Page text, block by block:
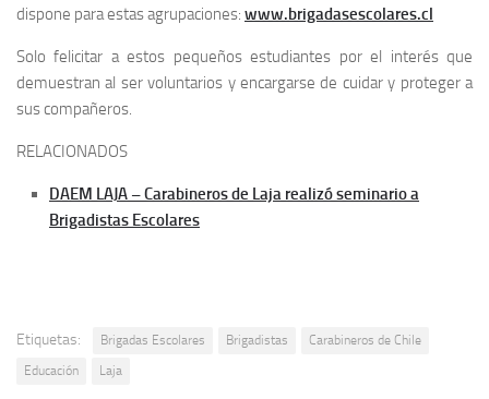
dispone para estas agrupaciones: www.brigadasescolares.cl
Solo felicitar a estos pequeños estudiantes por el interés que
demuestran al ser voluntarios y encargarse de cuidar y proteger a
sus compañeros.
RELACIONADOS
DAEM LAJA – Carabineros de Laja realizó seminario a
Brigadistas Escolares
Etiquetas: Brigadas Escolares Brigadistas
Carabineros de Chile
Educación
Laja